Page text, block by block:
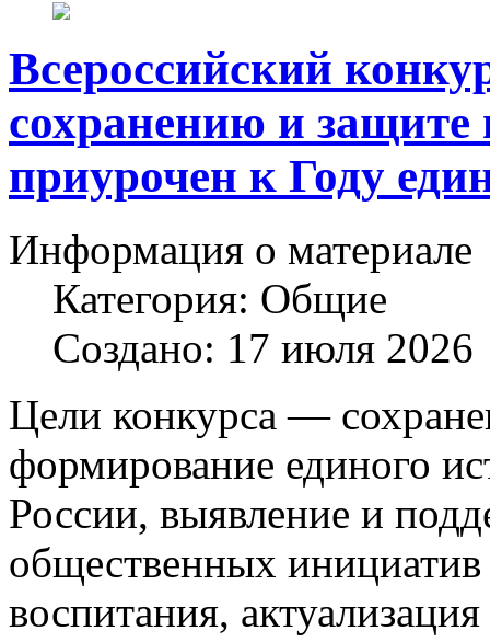
Всероссийский
сохранению и защите
приурочен к Году
Информация о материале
Категория: Общие
Создано: 17 июля 2026
Цели конкурса —
формирование единого
России, выявление и
общественных инициатив
воспитания,